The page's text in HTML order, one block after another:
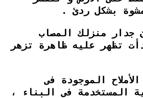
بشكل ردئ .
جدار منزلك المصاب
تظهر عليه ظاهرة تزهر
الموجودة فى
المستخدمة فى البناء ،